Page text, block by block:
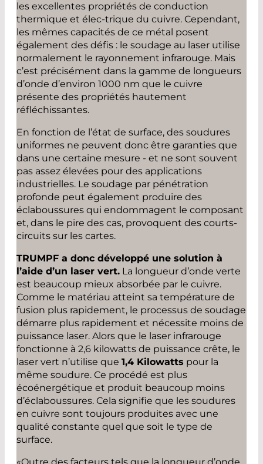
les excellentes propriétés de conduction
thermique et élec-trique du cuivre. Cependant,
les mêmes capacités de ce métal posent
également des défis : le soudage au laser utilise
normalement le rayonnement infrarouge. Mais
c’est précisément dans la gamme de longueurs
d’onde d’environ 1000 nm que le cuivre
présente des propriétés hautement
réfléchissantes.
En fonction de l’état de surface, des soudures
uniformes ne peuvent donc être garanties que
dans une certaine mesure - et ne sont souvent
pas assez élevées pour des applications
industrielles. Le soudage par pénétration
profonde peut également produire des
éclaboussures qui endommagent le composant
et, dans le pire des cas, provoquent des courts-
circuits sur les cartes.
TRUMPF a donc développé une solution à
l’aide d’un laser vert. La longueur d’onde verte
est beaucoup mieux absorbée par le cuivre.
Comme le matériau atteint sa température de
fusion plus rapidement, le processus de soudage
démarre plus rapidement et nécessite moins de
puissance laser. Alors que le laser infrarouge
fonctionne à 2,6 kilowatts de puissance crête, le
laser vert n’utilise que 1,4 Kilowatts pour la
même soudure. Ce procédé est plus
écoénergétique et produit beaucoup moins
d’éclaboussures. Cela signifie que les soudures
en cuivre sont toujours produites avec une
qualité constante quel que soit le type de
surface.